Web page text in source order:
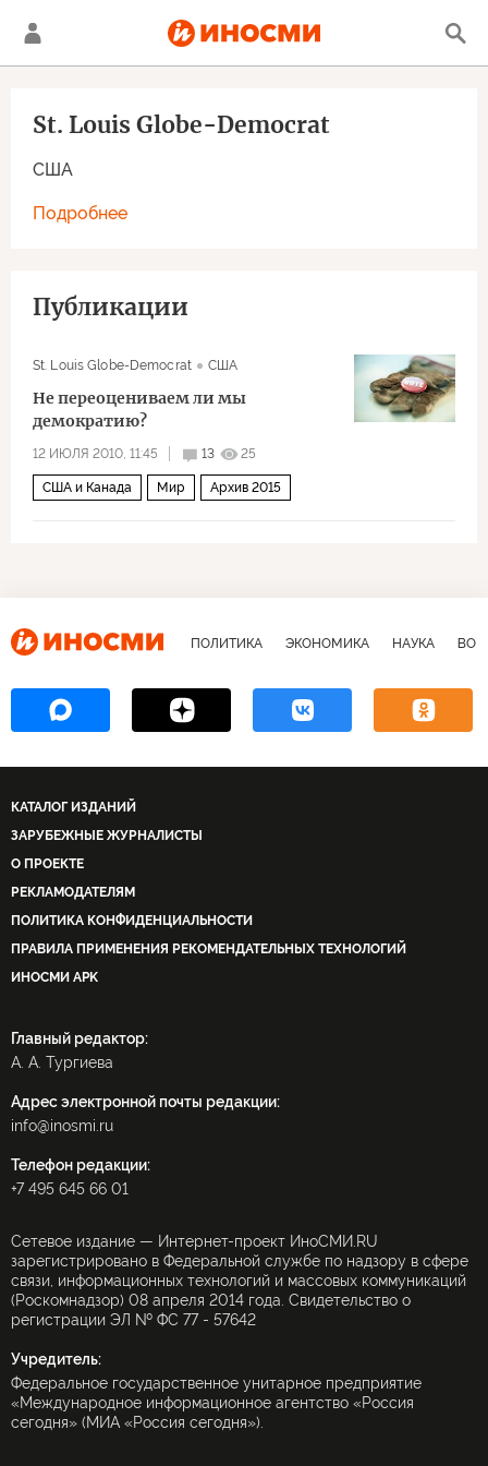
США
St. Louis Globe-Democrat
Подробнее
Публикации
St. Louis Globe-Democrat США
Не переоцениваем ли мы
демократию?
12 ИЮЛЯ 2010, 11:45 13 25
США и Канада Мир Архив 2015
ПОЛИТИКА ЭКОНОМИКА НАУКА
КАТАЛОГ ИЗДАНИЙ
ЗАРУБЕЖНЫЕ ЖУРНАЛИСТЫ
О ПРОЕКТЕ
РЕКЛАМОДАТЕЛЯМ
ПОЛИТИКА КОНФИДЕНЦИАЛЬНОСТИ
ПРАВИЛА ПРИМЕНЕНИЯ РЕКОМЕНДАТЕЛЬНЫХ ТЕХНОЛОГИЙ
ИНОСМИ APK
Главный редактор:
А. А. Тургиева
Адрес электронной почты редакции:
info@inosmi.ru
Телефон редакции:
+7 495 645 66 01
Сетевое издание — Интернет-проект ИноСМИ.RU
зарегистрировано в Федеральной службе по надзору в сфере
связи, информационных технологий и массовых коммуникаций
(Роскомнадзор) 08 апреля 2014 года. Свидетельство о
регистрации ЭЛ № ФС 77 - 57642
Учредитель:
Федеральное государственное унитарное предприятие
«Международное информационное агентство «Россия
сегодня» (МИА «Россия сегодня»).